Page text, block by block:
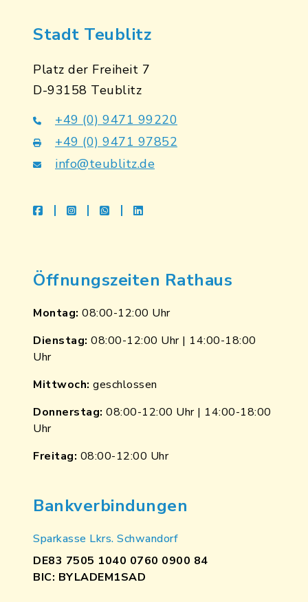
Stadt Teublitz
Platz der Freiheit 7
D-93158 Teublitz
+49 (0) 9471 99220
+49 (0) 9471 97852
info@teublitz.de
facebookinstagramwhatsapplinkedin
Öffnungszeiten Rathaus
Montag: 08:00-12:00 Uhr
Dienstag: 08:00-12:00 Uhr | 14:00-18:00
Uhr
Mittwoch: geschlossen
Donnerstag: 08:00-12:00 Uhr | 14:00-18:00
Uhr
Freitag: 08:00-12:00 Uhr
Bankverbindungen
Sparkasse Lkrs. Schwandorf
DE83 7505 1040 0760 0900 84
BIC: BYLADEM1SAD